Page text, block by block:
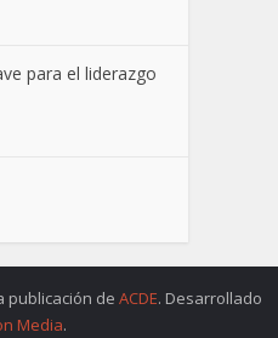
para el liderazgo
publicación de ACDE. Desarrollado
Media.